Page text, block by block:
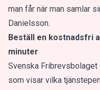
man får när man samlar
Danielsson.
Beställ en kostnadsfri
minuter
Svenska
som visar vilka